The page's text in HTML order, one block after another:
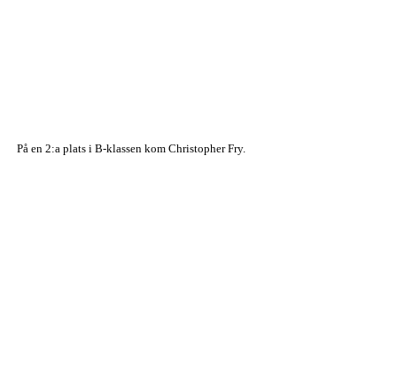
På en 2:a plats i B-klassen kom Christopher Fry.